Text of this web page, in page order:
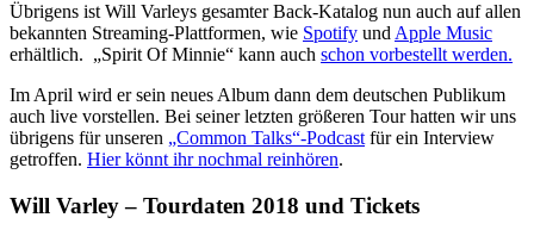
Übrigens ist Will Varleys gesamter Back-Katalog nun auch auf allen
bekannten Streaming-Plattformen, wie Spotify und Apple Music
erhältlich. „Spirit Of Minnie“ kann auch schon vorbestellt werden.
Im April wird er sein neues Album dann dem deutschen Publikum
auch live vorstellen. Bei seiner letzten größeren Tour hatten wir uns
übrigens für unseren „Common Talks“-Podcast für ein Interview
getroffen. Hier könnt ihr nochmal reinhören.
Will Varley – Tourdaten 2018 und Tickets